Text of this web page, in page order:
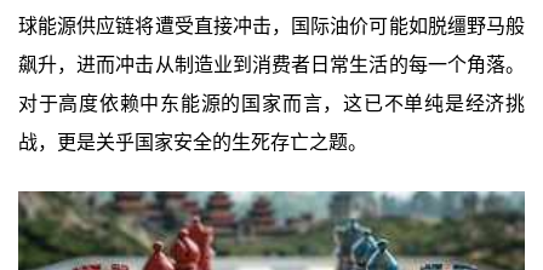
球能源供应链将遭受直接冲击，国际油价可能如脱缰野马般
飙升，进而冲击从制造业到消费者日常生活的每一个角落。
对于高度依赖中东能源的国家而言，这已不单纯是经济挑
战，更是关乎国家安全的生死存亡之题。